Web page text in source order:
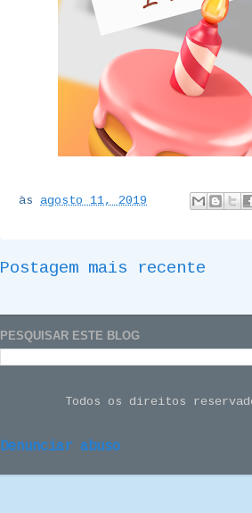
às agosto 11, 2019
Postagem mais recente
PESQUISAR ESTE BLOG
Todos os direitos
Denunciar abuso